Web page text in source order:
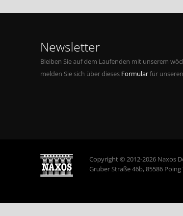
Newsletter
Bleiben Sie auf dem Laufenden mit unserem
melden Sie sich über dieses Formularfür
Copyright © 2012-2026 Naxos
Gruber Straße 46b, 85586 Poing